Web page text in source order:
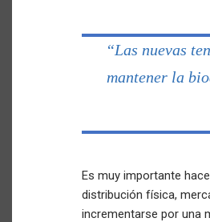
“Las nuevas
mantener la
Es muy importante
distribución física,
incrementarse por una